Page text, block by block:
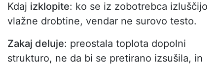
Kdaj izklopite: ko se iz zobotrebca izluščijo
vlažne drobtine, vendar ne surovo testo.
Zakaj deluje: preostala toplota dopolni
strukturo, ne da bi se pretirano izsušila, in